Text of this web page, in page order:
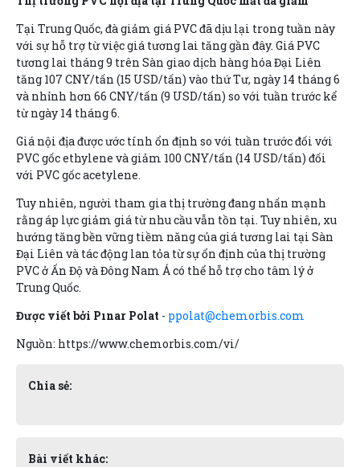
Tại Trung Quốc, đà giảm giá PVC đã dịu lại trong tuần này
với sự hỗ trợ từ việc giá tương lai tăng gần đây. Giá PVC
tương lai tháng 9 trên Sàn giao dịch hàng hóa Đại Liên
tăng 107 CNY/tấn (15 USD/tấn) vào thứ Tư, ngày 14 tháng 6
và nhỉnh hơn 66 CNY/tấn (9 USD/tấn) so với tuần trước kể
từ ngày 14 tháng 6.
Giá nội địa được ước tính ổn định so với tuần trước đối với
PVC gốc ethylene và giảm 100 CNY/tấn (14 USD/tấn) đối
với PVC gốc acetylene.
Tuy nhiên, người tham gia thị trường đang nhấn mạnh
rằng áp lực giảm giá từ nhu cầu vẫn tồn tại. Tuy nhiên, xu
hướng tăng bền vững tiềm năng của giá tương lai tại Sàn
Đại Liên và tác động lan tỏa từ sự ổn định của thị trường
PVC ở Ấn Độ và Đông Nam Á có thể hỗ trợ cho tâm lý ở
Trung Quốc.
Được viết bởi Pınar Polat - ppolat@chemorbis.com
Nguồn: https://www.chemorbis.com/vi/
Chia sẻ:
Bài viết khác: